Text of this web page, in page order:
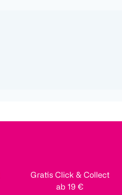
Gratis Click & Collect
ab 19 €